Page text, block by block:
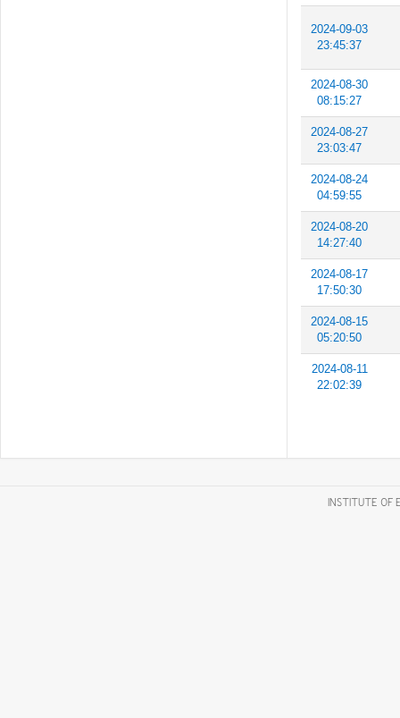
2024-09-03
23:45:37
2024-08-30
08:15:27
2024-08-27
23:03:47
2024-08-24
04:59:55
2024-08-20
14:27:40
2024-08-17
17:50:30
2024-08-15
05:20:50
2024-08-11
22:02:39
INSTITUTE OF